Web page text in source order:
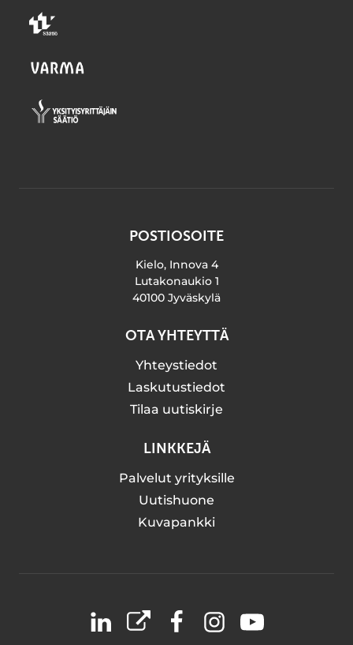
POSTIOSOITE
Kielo, Innova 4
Lutakonaukio 1
40100 Jyväskylä
OTA YHTEYTTÄ
Yhteystiedot
Laskutustiedot
Tilaa uutiskirje
LINKKEJÄ
Palvelut yrityksille
Uutishuone
Kuvapankki
LinkedIn
X FacebookInstagramYouTube